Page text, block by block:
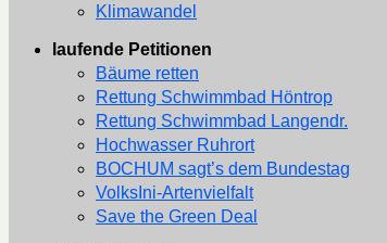
Klimawandel
laufende Petitionen
Bäume retten
Rettung Schwimmbad Höntrop
Rettung Schwimmbad Langendr.
Hochwasser Ruhrort
BOCHUM sagt’s dem Bundestag
VolksIni-Artenvielfalt
Save the Green Deal